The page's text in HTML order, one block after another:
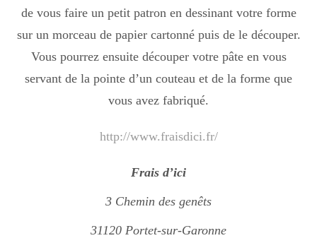
de vous faire un petit patron en dessinant votre forme
sur un morceau de papier cartonné puis de le découper.
Vous pourrez ensuite découper votre pâte en vous
servant de la pointe d’un couteau et de la forme que
vous avez fabriqué.
http://www.fraisdici.fr/
Frais d’ici
3 Chemin des genêts
31120 Portet-sur-Garonne